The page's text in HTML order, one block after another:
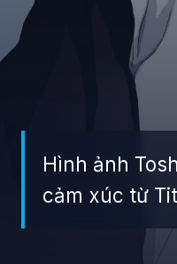
Hình ảnh
cảm xúc từ